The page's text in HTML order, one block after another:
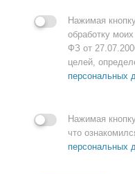
Нажимая
обработку
ФЗ от
целей,
персональных
Нажимая
что
персональных